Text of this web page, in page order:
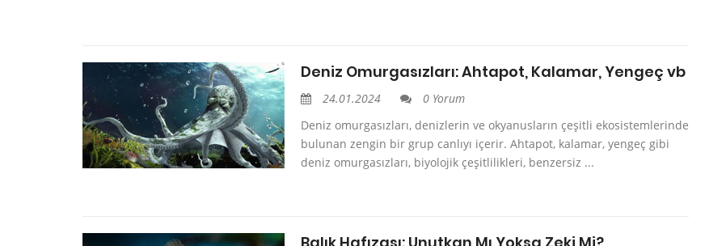
Deniz Omurgasızları: Ahtapot, Kalamar, Yengeç vb
24.01.2024
0 Yorum
Deniz omurgasızları, denizlerin ve okyanusların çeşitli ekosistemlerinde
bulunan zengin bir grup canlıyı içerir. Ahtapot, kalamar, yengeç gibi
deniz omurgasızları, biyolojik çeşitlilikleri, benzersiz ...